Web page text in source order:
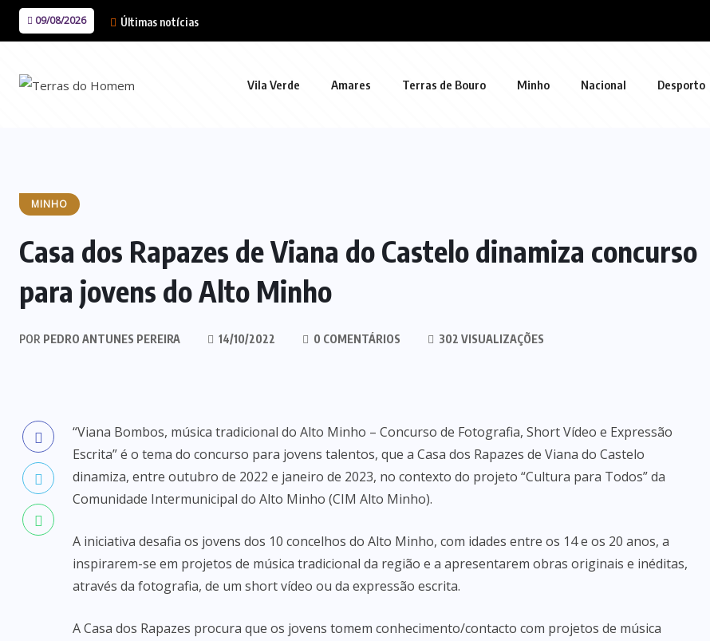
09/08/2026 Últimas notícias
Vila Verde Amares Terras de Bouro Minho Nacional Desporto
MINHO
Casa dos Rapazes de Viana do Castelo dinamiza concurso
para jovens do Alto Minho
POR PEDRO ANTUNES PEREIRA 14/10/2022 0 COMENTÁRIOS 302 VISUALIZAÇÕES
“Viana Bombos, música tradicional do Alto Minho – Concurso de Fotografia, Short Vídeo e Expressão
Escrita” é o tema do concurso para jovens talentos, que a Casa dos Rapazes de Viana do Castelo
dinamiza, entre outubro de 2022 e janeiro de 2023, no contexto do projeto “Cultura para Todos” da
Comunidade Intermunicipal do Alto Minho (CIM Alto Minho).
A iniciativa desafia os jovens dos 10 concelhos do Alto Minho, com idades entre os 14 e os 20 anos, a
inspirarem-se em projetos de música tradicional da região e a apresentarem obras originais e inéditas,
através da fotografia, de um short vídeo ou da expressão escrita.
A Casa dos Rapazes procura que os jovens tomem conhecimento/contacto com projetos de música